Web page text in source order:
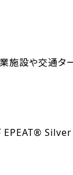
施設や交通
Silver